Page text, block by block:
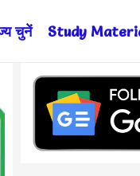
चुनें Study